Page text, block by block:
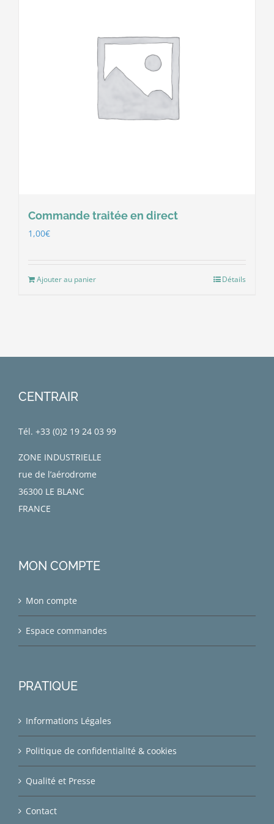
Commande traitée en direct
1,00€
Ajouter au panier Détails
CENTRAIR
Tél. +33 (0)2 19 24 03 99
ZONE INDUSTRIELLE
rue de l’aérodrome
36300 LE BLANC
FRANCE
MON COMPTE
Mon compte
Espace commandes
PRATIQUE
Informations Légales
Politique de confidentialité & cookies
Qualité et Presse
Contact